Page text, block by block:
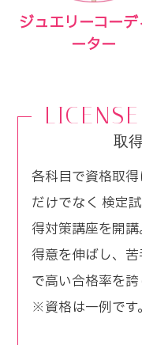
ジュエリーコー
ーター
取
各科目で資格取
だけでなく 検定
得対策講座を開講
得意を伸ばし、
で高い合格率を誇
※資格は一例です。